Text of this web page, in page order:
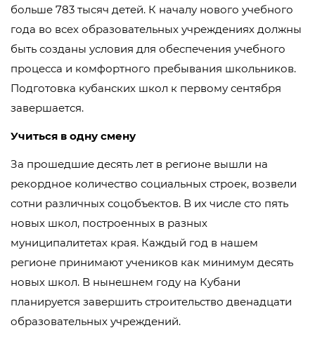
больше 783 тысяч детей. К началу нового учебного
года во всех образовательных учреждениях должны
быть созданы условия для обеспечения учебного
процесса и комфортного пребывания школьников.
Подготовка кубанских школ к первому сентября
завершается.
Учиться в одну смену
За прошедшие десять лет в регионе вышли на
рекордное количество социальных строек, возвели
сотни различных соцобъектов. В их числе сто пять
новых школ, построенных в разных
муниципалитетах края. Каждый год в нашем
регионе принимают учеников как минимум десять
новых школ. В нынешнем году на Кубани
планируется завершить строительство двенадцати
образовательных учреждений.